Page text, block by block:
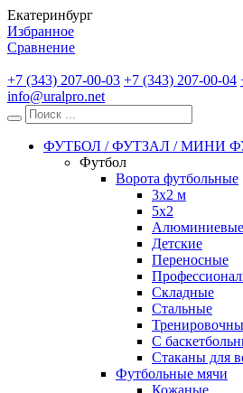
Екатеринбург
Избранное
Сравнение
+7 (343) 207-00-03 +7 (343) 207-00-04
info@uralpro.net
ФУТБОЛ / ФУТЗАЛ / МИНИ
Футбол
Ворота футбольные
3х2 м
5х2
Алюминиевые
Детские
Переносные
Складные
Стальные
С
Стаканы для
Футбольные мячи
Кожаные